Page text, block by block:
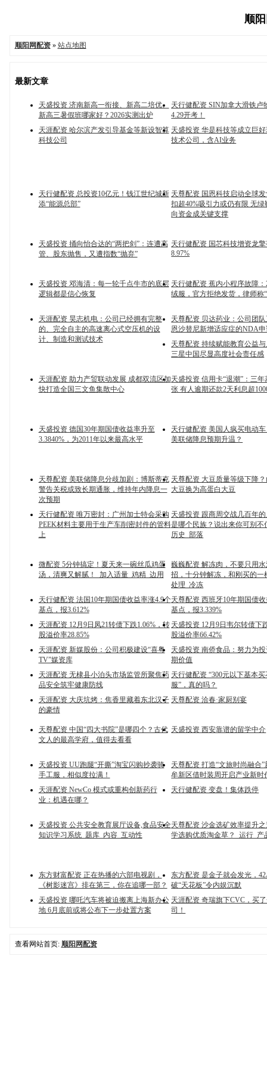
顺
顺阳网配资» 站点地图
最新文章
天盛投资 济南新高一衔接、新高二培优、
新高三暑假班哪家好？2026实测出炉
天行健配资 SIN加拿大滑铁卢
4.29开考！
天涯配资 哈尔滨产发引导基金等新设智算
科技公司
天盛投资 华是科技等成立巨
技术公司，含AI业务
天行健配资 总投资10亿元！钱江世纪城新
添“能源总部”
天尊配资 国恩科技启动全球
扣超40%吸引力或仍有限 无
向资金成关键支撑
天盛投资 捅向怡合达的“两把剑”：连遭高
管、股东抛售，又遭指数“抛弃”
天行健配资 国芯科技增资龙
8.97%
天盛投资 邓海清：每一轮千点牛市的底层
逻辑都是信心恢复
天行健配资 蕉内小程序故障
绒服，官方拒绝发货，律师称
天涯配资 昊志机电：公司已经拥有完整
的、完全自主的高速离心式空压机的设
计、制造和测试技术
天尊配资 贝达药业：公司团
恩沙替尼新增适应症的NDA
天尊配资 持续赋能教育公益
三星中国尽显高度社会责任感
天涯配资 助力产贸联动发展 成都双流区加
快打造全国三文鱼集散中心
天盛投资 信用卡“退潮”：三年
张 有人逾期还款2天利息超
天盛投资 德国30年期国债收益率升至
3.3840%，为2011年以来最高水平
天行健配资 美国人疯买电动
美联储降息预期升温？
天尊配资 美联储降息分歧加剧：博斯蒂克
警告关税或致长期通胀，维持年内降息一
次预期
天尊配资 大豆质量等级下降
大豆换为高蛋白大豆
天行健配资 唯万密封：广州加士特会采购
PEEK材料主要用于生产车削密封件的管料
上
天盛投资 跟商周交战几百年
是哪个民族？说出来你可别不
历史_部落
微配资 5分钟搞定！夏天来一碗丝瓜鸡蛋
汤，清爽又解腻！_加入适量_鸡精_边用
巍巍配资 解冻肉，不要只用
招，十分钟解冻，和刚买的一
处理_冷冻
天行健配资 法国10年期国债收益率涨4.9个
基点，报3.612%
天尊配资 西班牙10年期国债
基点，报3.339%
天涯配资 12月9日凤21转债下跌1.06%，转
股溢价率28.85%
天盛投资 12月9日韦尔转债下
股溢价率66.42%
天涯配资 新媒股份：公司积极建设“喜粤
TV”媒资库
天盛投资 南侨食品：努力为
期价值
天涯配资 无棣县小泊头市场监管所聚焦药
品安全筑牢健康防线
天行健配资 “300元以下基本
服”，真的吗？
天涯配资 大庆坑烤：焦香里藏着东北汉子
的豪情
天尊配资 洽春·家厨别宴
天尊配资 中国“四大书院”是哪四个？古代
文人的最高学府，值得去看看
天盛投资 西安靠谱的留学中介
天盛投资 UU跑腿“开撕”淘宝闪购抄袭骑
手工服，相似度拉满！
天尊配资 打造“文旅时尚融合
牟新区借时装周开启产业新时
天涯配资 NewCo 模式或重构创新药行
业：机遇在哪？
天行健配资 变盘！集体跌停
天盛投资 公共安全教育展厅设备,食品安全
知识学习系统_题库_内容_互动性
天尊配资 沙金选矿效率提升
学选购优质淘金草？_运行_产
东方财富配资 正在热播的六部电视剧，
《树影迷宫》排在第三，你在追哪一部？
东方配资 是金子就会发光，
破“天花板”令内娱沉默
天盛投资 哪吒汽车将被迫搬离上海新办公
地 6月底前或将公布下一步处置方案
天涯配资 奇瑞旗下CVC，买
司！
查看网站首页: 顺阳网配资